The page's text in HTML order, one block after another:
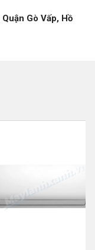
Gò Vấp, Hồ